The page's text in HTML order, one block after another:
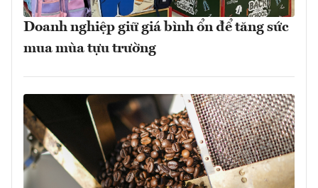
Doanh nghiệp giữ giá bình ổn để tăng sức
mua mùa tựu trường